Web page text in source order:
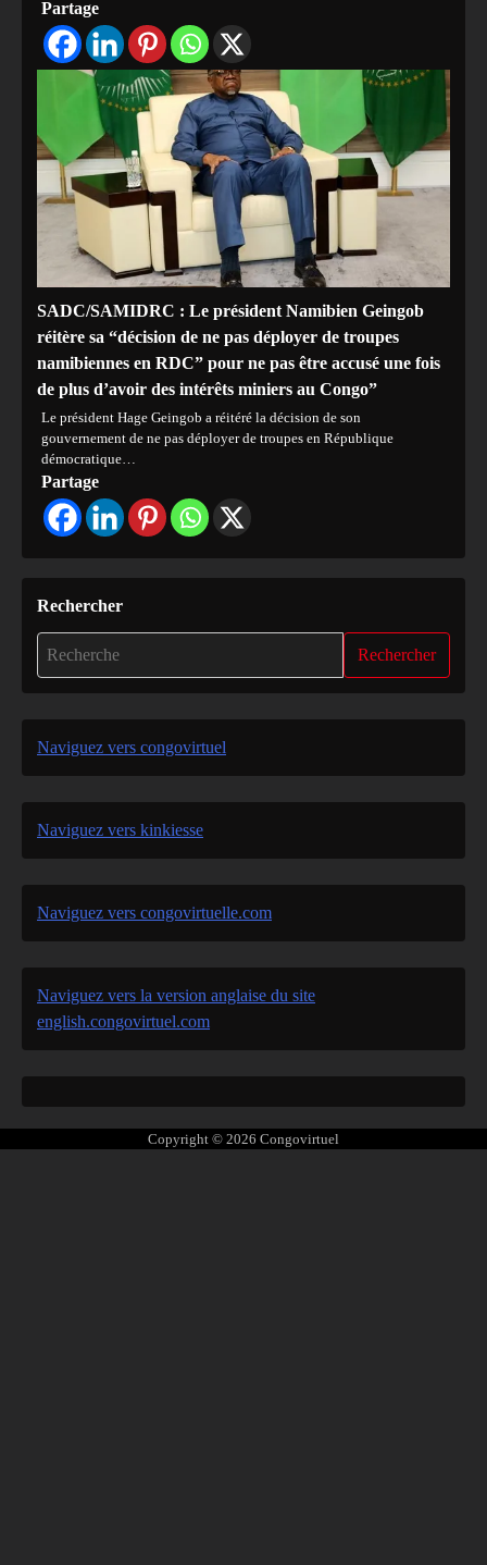
Partage
SADC/SAMIDRC : Le président Namibien Geingob
réitère sa “décision de ne pas déployer de troupes
namibiennes en RDC” pour ne pas être accusé une fois
de plus d’avoir des intérêts miniers au Congo”
Le président Hage Geingob a réitéré la décision de son
gouvernement de ne pas déployer de troupes en République
démocratique…
Partage
Rechercher
Rechercher
Naviguez vers congovirtuel
Naviguez vers kinkiesse
Naviguez vers congovirtuelle.com
Naviguez vers la version anglaise du site
english.congovirtuel.com
Copyright © 2026 Congovirtuel